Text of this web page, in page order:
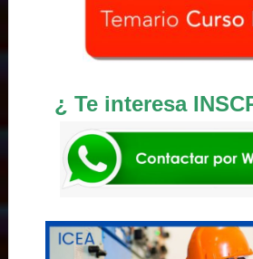
¿ Te interesa